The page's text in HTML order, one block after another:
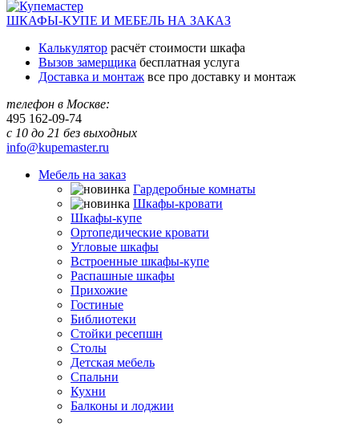
ШКАФЫ-КУПЕ И МЕБЕЛЬ НА ЗАКАЗ
Калькулятор расчёт стоимости шкафа
Вызов замерщика бесплатная услуга
Доставка и монтаж все про доставку и монтаж
телефон в Москве:
495 162-09-74
с 10 до 21 без выходных
info@kupemaster.ru
Мебель на заказ
Гардеробные комнаты
Шкафы-кровати
Шкафы-купе
Ортопедические кровати
Угловые шкафы
Встроенные шкафы-купе
Распашные шкафы
Прихожие
Гостиные
Библиотеки
Стойки ресепшн
Столы
Детская мебель
Спальни
Кухни
Балконы и лоджии